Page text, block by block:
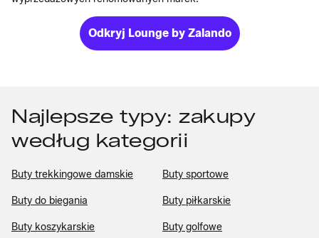
Odkryj Lounge by Zalando
Najlepsze typy: zakupy
według kategorii
Buty trekkingowe damskie Buty sportowe
Buty do biegania Buty piłkarskie
Buty koszykarskie Buty golfowe